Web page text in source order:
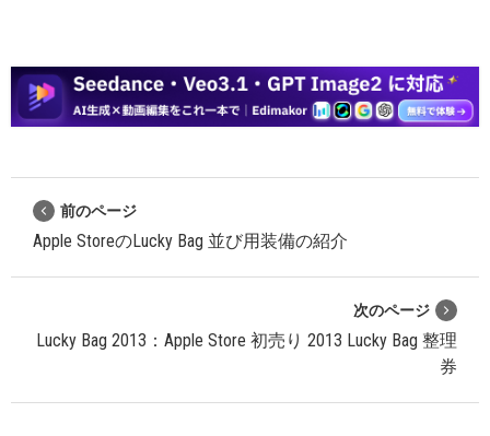
前のページ
Apple StoreのLucky Bag 並び用装備の紹介
次のページ
Lucky Bag 2013：Apple Store 初売り 2013 Lucky Bag 整理
券